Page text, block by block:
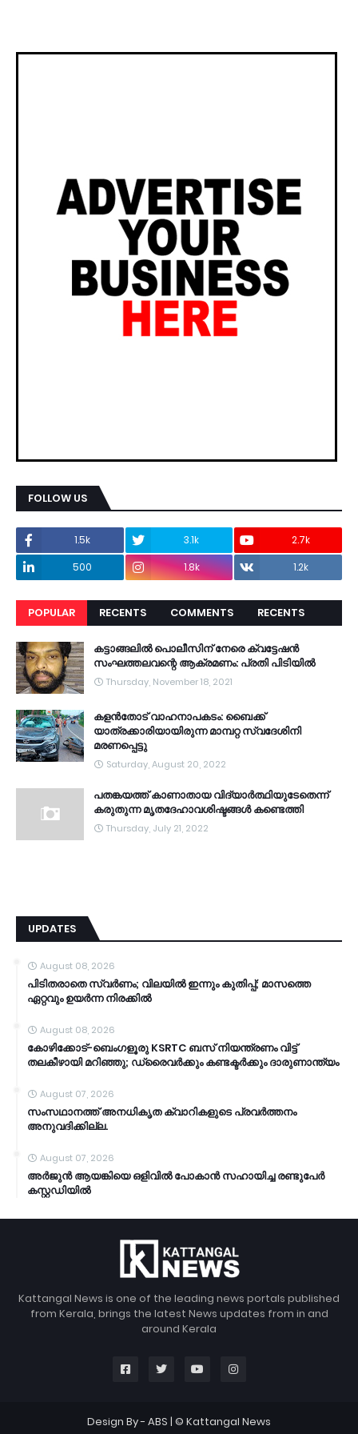
FOLLOW US
1.5k 3.1k
2.7k
500
1.8k 1.2k
POPULAR RECENTS COMMENTS RECENTS
കട്ടാങ്ങലിൽ പൊലീസിന് നേരെ ക്വട്ടേഷൻ
സംഘത്തലവന്റെ ആക്രമണം: പ്രതി പിടിയിൽ
Thursday, November 18, 2021
കളൻതോട് വാഹനാപകടം: ബൈക്ക്
യാത്രക്കാരിയായിരുന്ന മാമ്പറ്റ സ്വദേശിനി
മരണപ്പെട്ടു
Saturday, August 20, 2022
പതങ്കയത്ത് കാണാതായ വിദ്യാർത്ഥിയുടേതെന്ന്
കരുതുന്ന മൃതദേഹാവശിഷ്ടങ്ങൾ കണ്ടെത്തി
Thursday, July 21, 2022
UPDATES
August 08, 2026
പിടിതരാതെ സ്വർണം; വിലയിൽ ഇന്നും കുതിപ്പ്; മാസത്തെ
ഏറ്റവും ഉയർന്ന നിരക്കിൽ
August 08, 2026
കോഴിക്കോട്-ബെംഗളൂരു KSRTC ബസ് നിയന്ത്രണം വിട്ട്
തലകീഴായി മറിഞ്ഞു; ഡ്രൈവർക്കും കണ്ടക്ടർക്കും ദാരുണാന്ത്യം
August 07, 2026
സംസഥാനത്ത് അനധികൃത ക്വാറികളുടെ പ്രവര്‍ത്തനം
അനുവദിക്കില്ല.
August 07, 2026
അര്‍ജുന്‍ ആയങ്കിയെ ഒളിവില്‍ പോകാന്‍ സഹായിച്ച രണ്ടുപേര്‍
കസ്റ്റഡിയിൽ
Kattangal News is one of the leading news portals published
from Kerala, brings the latest News updates from in and
around Kerala
Design By - ABS | © Kattangal News